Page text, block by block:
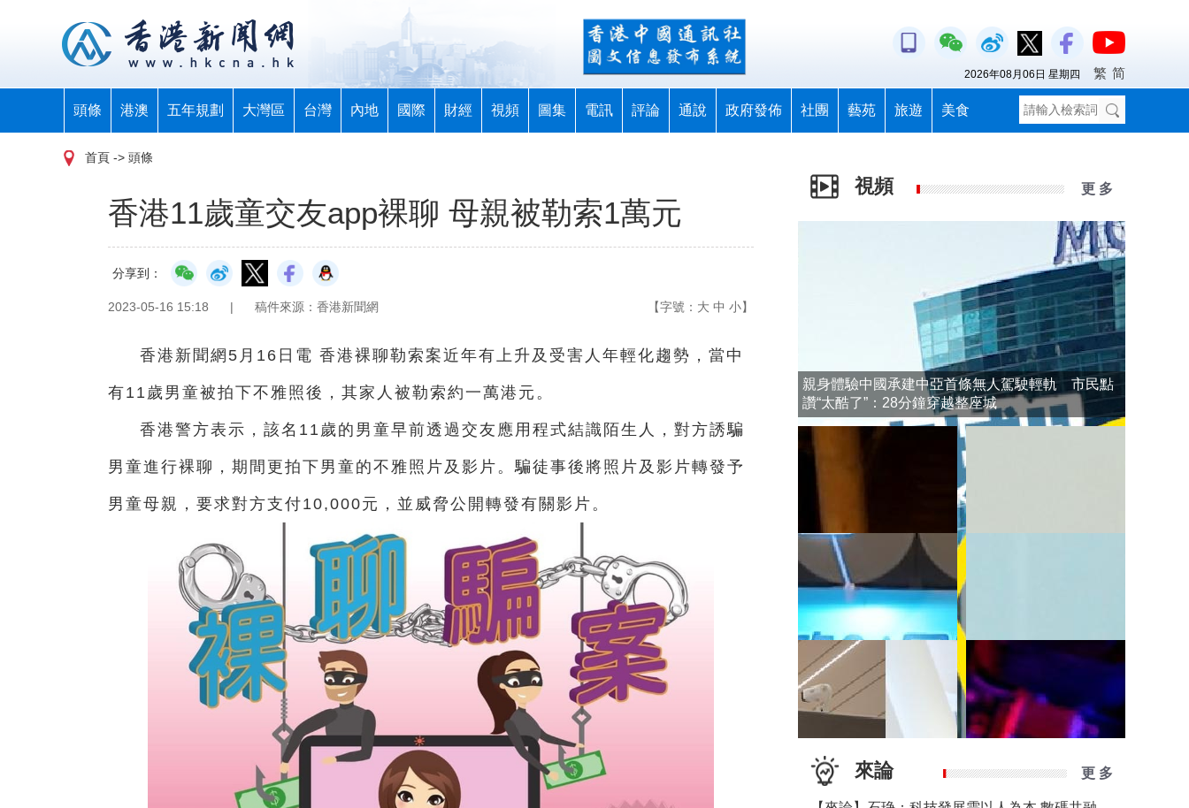
頭條 港澳 五年規劃 大灣區 台灣 內地 國際 財經 視頻 圖集 電訊 評論 通說 政府發佈 社團 藝苑 旅遊 美食
2026年08月06日 星期四 繁 简
首頁 -> 頭條
香港11歲童交友app裸聊 母親被勒索1萬元
分享到：
2023-05-16 15:18 | 稿件來源：香港新聞網 【字號： 大 中 小】
香港新聞網5月16日電 香港裸聊勒索案近年有上升及受害人年輕化趨勢，當中
有11歲男童被拍下不雅照後，其家人被勒索約一萬港元。
香港警方表示，該名11歲的男童早前透過交友應用程式結識陌生人，對方誘騙
男童進行裸聊，期間更拍下男童的不雅照片及影片。騙徒事後將照片及影片轉發予
男童母親，要求對方支付10,000元，並威脅公開轉發有關影片。
視頻 更 多
親身體驗中國承建中亞首條無人駕駛輕軌 市民點
讚“太酷了”：28分鐘穿越整座城
來論 更 多